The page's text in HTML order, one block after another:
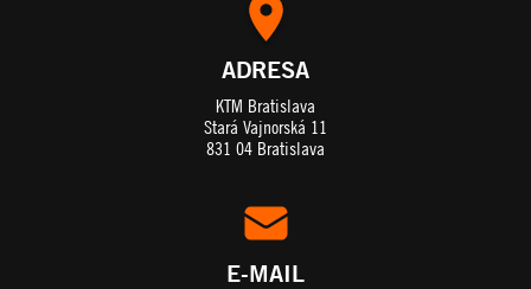
ADRESA
KTM Bratislava
Stará Vajnorská 11
831 04 Bratislava
E-MAIL